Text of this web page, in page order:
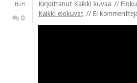
HUH
0
Kirjoittanut Kaikki kuvaa
Kaikki elokuvat
Ei